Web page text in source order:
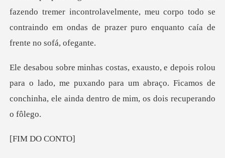
mer incontrolavelmente, meu corpo todo se
contraindo em ond
para o lado, me puxando para um abraço. Ficamos de
conchi
DO